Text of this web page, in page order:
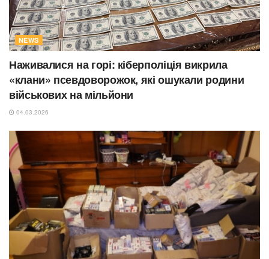
NEWS
Наживалися на горі: кіберполіція викрила
«клани» псевдоворожок, які ошукали родини
військових на мільйони
04.03.2026